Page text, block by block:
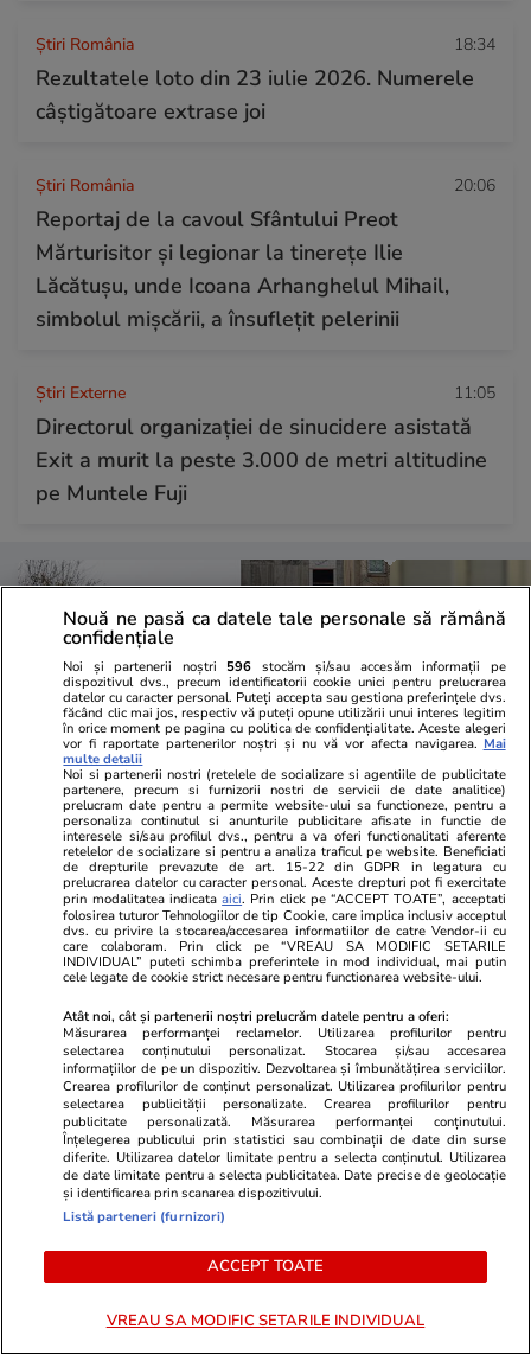
Știri România 18:34
Rezultatele loto din 23 iulie 2026. Numerele
câștigătoare extrase joi
Știri România 20:06
Reportaj de la cavoul Sfântului Preot
Mărturisitor și legionar la tinerețe Ilie
Lăcătușu, unde Icoana Arhanghelul Mihail,
simbolul mișcării, a însuflețit pelerinii
Știri Externe 11:05
Directorul organizației de sinucidere asistată
Exit a murit la peste 3.000 de metri altitudine
pe Muntele Fuji
Sănătate și Fitness 20:20
Încă un bebeluș a murit
așteptând un pat liber la secția
ATI de la Spitalul M.S. Curie. Dr.
Cîrstoveanu: „Deblocarea
când ești în agonie”
Sănătate și
Admiterea
Record de
și interes
tinerii care
Lifestyle 18 iul.
Semnele deshidratării și cum să
Nouă ne pasă ca datele tale personale să rămână
confidențiale
Noi și partenerii noștri 596 stocăm și/sau accesăm informații pe
dispozitivul dvs., precum identificatorii cookie unici pentru prelucrarea
datelor cu caracter personal. Puteți accepta sau gestiona preferințele dvs.
făcând clic mai jos, respectiv vă puteți opune utilizării unui interes legitim
în orice moment pe pagina cu politica de confidențialitate. Aceste alegeri
vor fi raportate partenerilor noștri și nu vă vor afecta navigarea. Mai
multe detalii
Noi si partenerii nostri (retelele de socializare si agentiile de publicitate
partenere, precum si furnizorii nostri de servicii de date analitice)
prelucram date pentru a permite website-ului sa functioneze, pentru a
personaliza continutul si anunturile publicitare afisate in functie de
interesele si/sau profilul dvs., pentru a va oferi functionalitati aferente
retelelor de socializare si pentru a analiza traficul pe website. Beneficiati
de drepturile prevazute de art. 15-22 din GDPR in legatura cu
prelucrarea datelor cu caracter personal. Aceste drepturi pot fi exercitate
prin modalitatea indicataaici. Prin click pe “ACCEPT TOATE”, acceptati
folosirea tuturor Tehnologiilor de tip Cookie, care implica inclusiv acceptul
dvs. cu privire la stocarea/accesarea informatiilor de catre Vendor-ii cu
care colaboram. Prin click pe “VREAU SA MODIFIC SETARILE
INDIVIDUAL” puteti schimba preferintele in mod individual, mai putin
cele legate de cookie strict necesare pentru functionarea website-ului.
Atât noi, cât și partenerii noștri prelucrăm datele pentru a oferi:
Măsurarea performanței reclamelor. Utilizarea profilurilor pentru
selectarea conținutului personalizat. Stocarea și/sau accesarea
informațiilor de pe un dispozitiv. Dezvoltarea și îmbunătățirea serviciilor.
Crearea profilurilor de conținut personalizat. Utilizarea profilurilor pentru
selectarea publicității personalizate. Crearea profilurilor pentru
publicitate personalizată. Măsurarea performanței conținutului.
Înțelegerea publicului prin statistici sau combinații de date din surse
diferite. Utilizarea datelor limitate pentru a selecta conținutul. Utilizarea
de date limitate pentru a selecta publicitatea. Date precise de geolocație
și identificarea prin scanarea dispozitivului.
Listă parteneri (furnizori)
ACCEPT TOATE
VREAU SA MODIFIC SETARILE INDIVIDUAL